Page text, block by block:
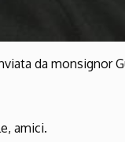
da monsignor
amici.